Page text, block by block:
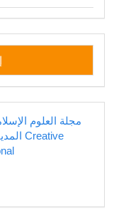
مجلة العلوم
Creative